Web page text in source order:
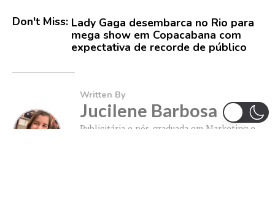
Don't Miss: Lady Gaga desembarca no Rio para
mega show em Copacabana com
expectativa de recorde de público
Written By
Jucilene Barbosa
Publicitária e pós-graduada em Marketing e